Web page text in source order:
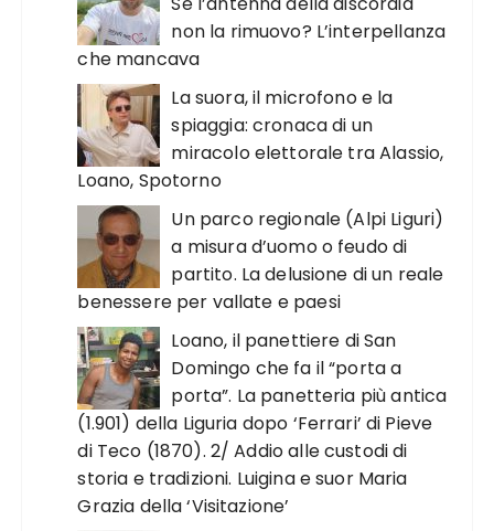
non la rimuovo? L’interpellanza
che mancava
La suora, il microfono e la
spiaggia: cronaca di un
miracolo elettorale tra Alassio,
Loano, Spotorno
Un parco regionale (Alpi Liguri)
a misura d’uomo o feudo di
partito. La delusione di un reale
benessere per vallate e paesi
Loano, il panettiere di San
Domingo che fa il “porta a
porta”. La panetteria più antica
(1.901) della Liguria dopo ‘Ferrari’ di Pieve
di Teco (1870). 2/ Addio alle custodi di
storia e tradizioni. Luigina e suor Maria
Grazia della ‘Visitazione’